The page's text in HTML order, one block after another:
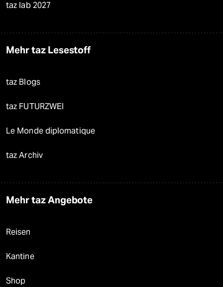
taz lab 2027
Mehr taz Lesestoff
taz Blogs
taz FUTURZWEI
Le Monde diplomatique
taz Archiv
Mehr taz Angebote
Reisen
Kantine
Shop